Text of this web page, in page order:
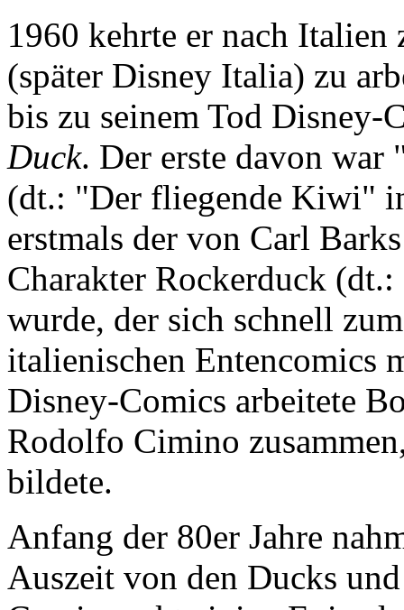
1960 kehrte er nach
(später Disney Italia) zu
bis zu seinem Tod
Duck. Der erste davon
(dt.: "Der fliegende Kiwi"
erstmals der von Carl
Charakter Rockerduck
wurde, der sich schnell
italienischen Entencomics
Disney-Comics arbeitete
Rodolfo Cimino
bildete.
Anfang der 80er Jahre
Auszeit von den Ducks